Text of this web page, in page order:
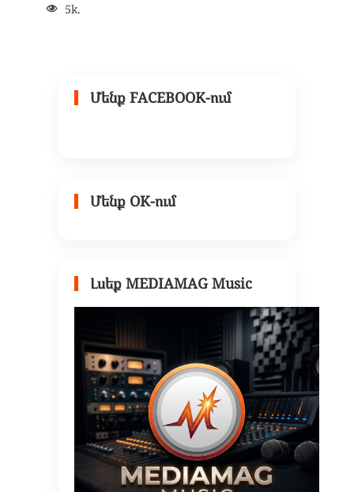
5k.
Մենք FACEBOOK-ում
Մենք OK-ում
Լսեք MEDIAMAG Music